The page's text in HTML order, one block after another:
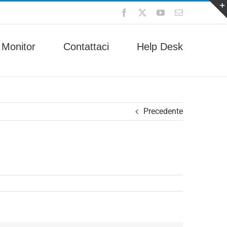
Facebook YouTubeEmail
Contattaci Help Desk
Precedente